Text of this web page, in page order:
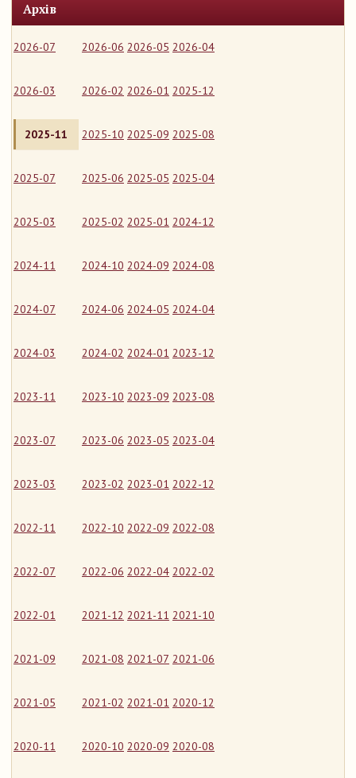
Архів
2026-07 2026-06 2026-05 2026-04
2026-03 2026-02 2026-01 2025-12
2025-11 2025-10 2025-09 2025-08
2025-07 2025-06 2025-05 2025-04
2025-03 2025-02 2025-01 2024-12
2024-11 2024-10 2024-09 2024-08
2024-07 2024-06 2024-05 2024-04
2024-03 2024-02 2024-01 2023-12
2023-11 2023-10 2023-09 2023-08
2023-07 2023-06 2023-05 2023-04
2023-03 2023-02 2023-01 2022-12
2022-11 2022-10 2022-09 2022-08
2022-07 2022-06 2022-04 2022-02
2022-01 2021-12 2021-11 2021-10
2021-09 2021-08 2021-07 2021-06
2021-05 2021-02 2021-01 2020-12
2020-11 2020-10 2020-09 2020-08